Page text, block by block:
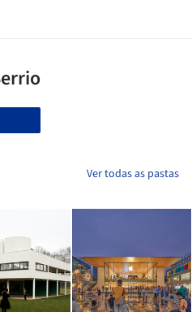
Ver todas as pastas